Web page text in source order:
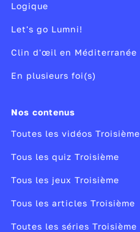
Logique
Let's go Lumni!
Clin d'œil en Méditerranée
En plusieurs foi(s)
Nos contenus
Toutes les vidéos Troisième
Tous les quiz Troisième
Tous les jeux Troisième
Tous les articles Troisième
Toutes les séries Troisième